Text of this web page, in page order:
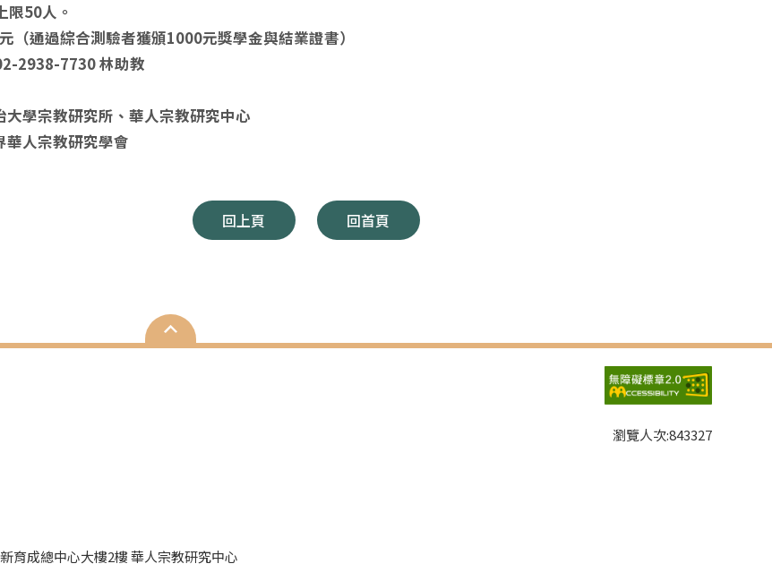
限50人。
（通過綜合測驗者獲頒1000元獎學金與結業證書）
2938-7730 林助教
大學宗教研究所、華人宗教研究中心
華人宗教研究學會
回上頁 回首頁
育成總中心大樓2樓 華人宗教研究中心
瀏覽人次:843327